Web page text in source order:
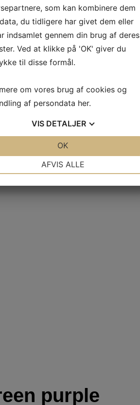
purple
som kan kombinere dem
du tidligere har givet dem eller
indsamlet gennem din brug af deres
Ved at klikke på 'OK' giver du
til disse formål.
om vores brug af cookies og
af persondata her.
VIS DETALJER
AFVIS ALLE
OK